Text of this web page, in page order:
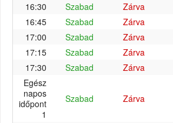
16:30 Szabad Zárva
16:45
Szabad Zárva
17:00
Szabad Zárva
17:15
Szabad Zárva
17:30
Szabad Zárva
Egész
napos
időpont
1
Szabad Zárva